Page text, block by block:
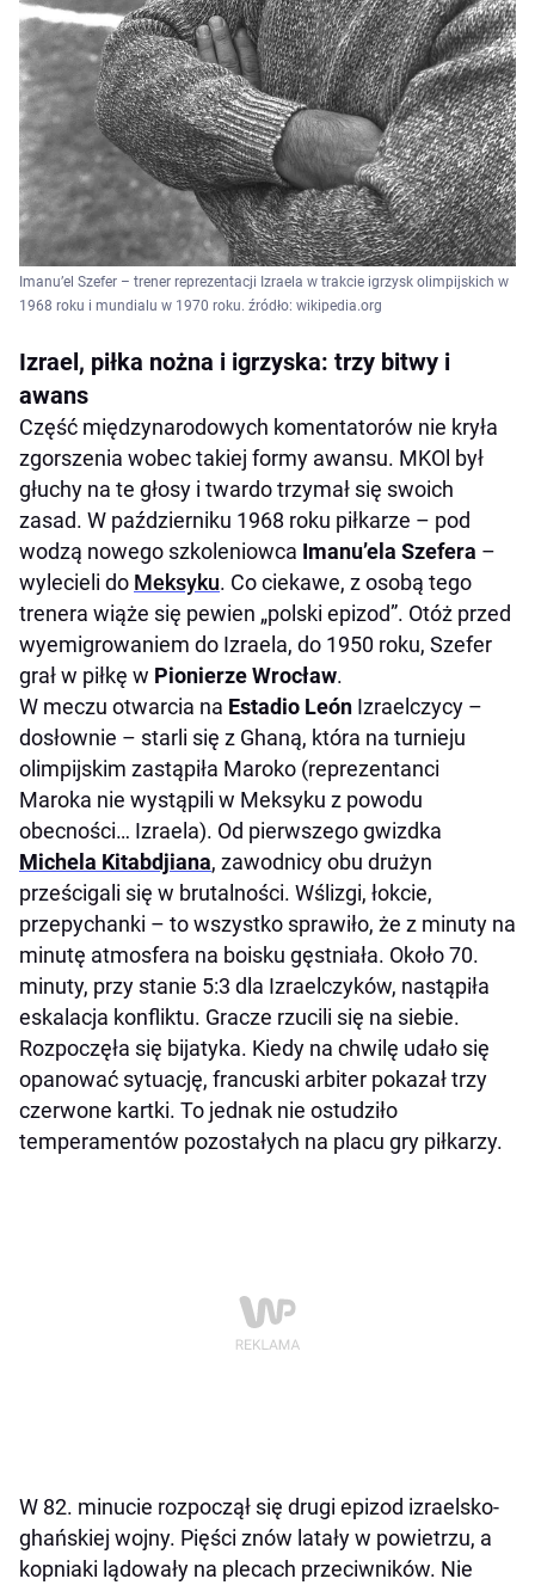
Imanu’el Szefer – trener reprezentacji Izraela w trakcie igrzysk olimpijskich w
1968 roku i mundialu w 1970 roku. źródło: wikipedia.org
Izrael, piłka nożna i igrzyska: trzy bitwy i
awans
Część międzynarodowych komentatorów nie kryła
zgorszenia wobec takiej formy awansu. MKOl był
głuchy na te głosy i twardo trzymał się swoich
zasad. W październiku 1968 roku piłkarze – pod
wodzą nowego szkoleniowca Imanu’ela Szefera –
wylecieli do Meksyku. Co ciekawe, z osobą tego
trenera wiąże się pewien „polski epizod”. Otóż przed
wyemigrowaniem do Izraela, do 1950 roku, Szefer
grał w piłkę w Pionierze Wrocław.
W meczu otwarcia na Estadio León Izraelczycy –
dosłownie – starli się z Ghaną, która na turnieju
olimpijskim zastąpiła Maroko (reprezentanci
Maroka nie wystąpili w Meksyku z powodu
obecności… Izraela). Od pierwszego gwizdka
Michela Kitabdjiana, zawodnicy obu drużyn
prześcigali się w brutalności. Wślizgi, łokcie,
przepychanki – to wszystko sprawiło, że z minuty na
minutę atmosfera na boisku gęstniała. Około 70.
minuty, przy stanie 5:3 dla Izraelczyków, nastąpiła
eskalacja konfliktu. Gracze rzucili się na siebie.
Rozpoczęła się bijatyka. Kiedy na chwilę udało się
opanować sytuację, francuski arbiter pokazał trzy
czerwone kartki. To jednak nie ostudziło
temperamentów pozostałych na placu gry piłkarzy.
W 82. minucie rozpoczął się drugi epizod izraelsko-
ghańskiej wojny. Pięści znów latały w powietrzu, a
kopniaki lądowały na plecach przeciwników. Nie